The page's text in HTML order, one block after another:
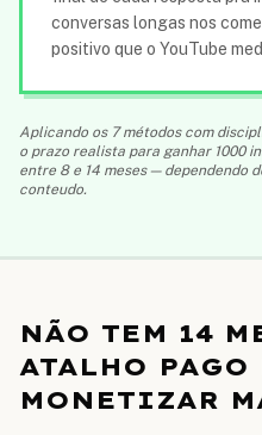
conversas longas nos
positivo que o YouTube
Aplicando os 7 métodos com
o prazo realista para ganhar 1000
entre 8 e 14 meses — dependendo
conteudo.
NÃO TEM 14
ATALHO PAGO
MONETIZAR